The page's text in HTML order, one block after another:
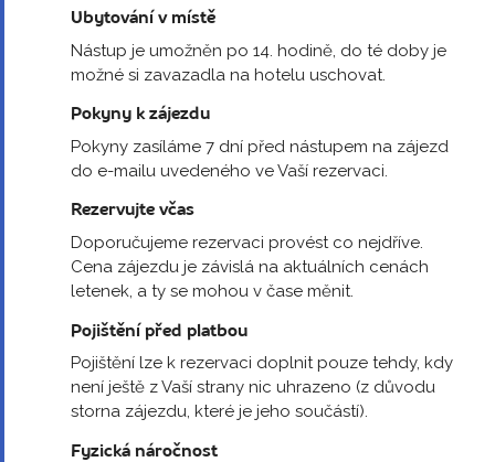
Ubytování v místě
Nástup je umožněn po 14. hodině, do té doby je
možné si zavazadla na hotelu uschovat.
Pokyny k zájezdu
Pokyny zasíláme 7 dní před nástupem na zájezd
do e-mailu uvedeného ve Vaší rezervaci.
Rezervujte včas
Doporučujeme rezervaci provést co nejdříve.
Cena zájezdu je závislá na aktuálních cenách
letenek, a ty se mohou v čase měnit.
Pojištění před platbou
Pojištění lze k rezervaci doplnit pouze tehdy, kdy
není ještě z Vaší strany nic uhrazeno (z důvodu
storna zájezdu, které je jeho součástí).
Fyzická náročnost